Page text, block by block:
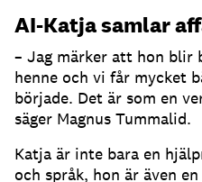
AI-Katja samlar
– Jag märker att hon blir
henne och vi får mycket
började. Det är som en
säger Magnus Tummalid.
Katja är inte bara en
och språk, hon är även